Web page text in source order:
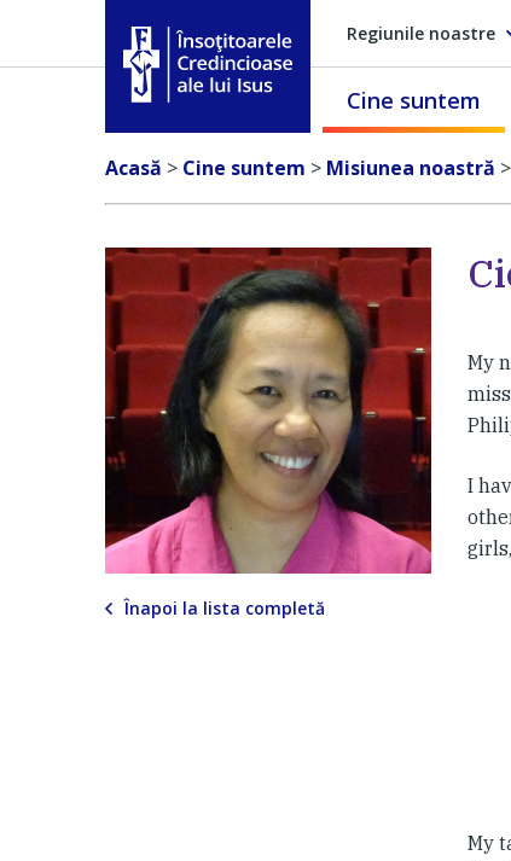
Regiunile noastre
Însoţitoarele Credincioase ale lui Isus
Cine suntem
Acasă > Cine suntem > Misiunea noastră >
Înapoi la lista completă
My
I
My